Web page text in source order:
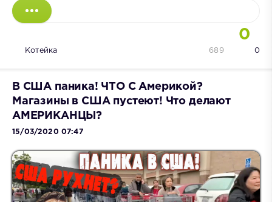
0
Котейка 0
689
В США паника! ЧТО С Америкой?
Магазины в США пустеют! Что делают
АМЕРИКАНЦЫ?
15/03/2020 07:47